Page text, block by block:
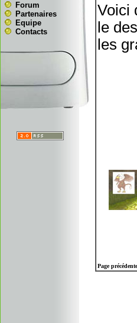
Forum
Partenaires
Equipe
Contacts
Voici
le
les
Page précédente